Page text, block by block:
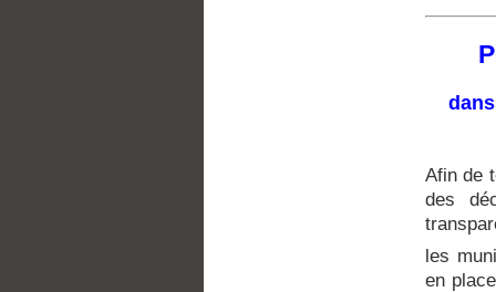
Afin de
des
les
en